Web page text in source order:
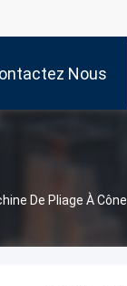
Nous
De Pliage À Cône